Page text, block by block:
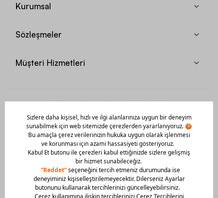
Kurumsal
Sözleşmeler
Müşteri Hizmetleri
Mobil Uygulamamızı Hemen İndir!